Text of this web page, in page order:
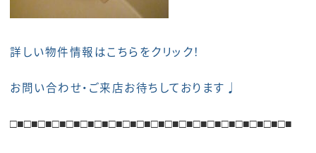
詳しい物件情報はこちらをクリック！
お問い合わせ・ご来店お待ちしております♩
□■□■□■□■□■□■□■□■□■□■□■□■□■□■□■□■□■□■□■□■